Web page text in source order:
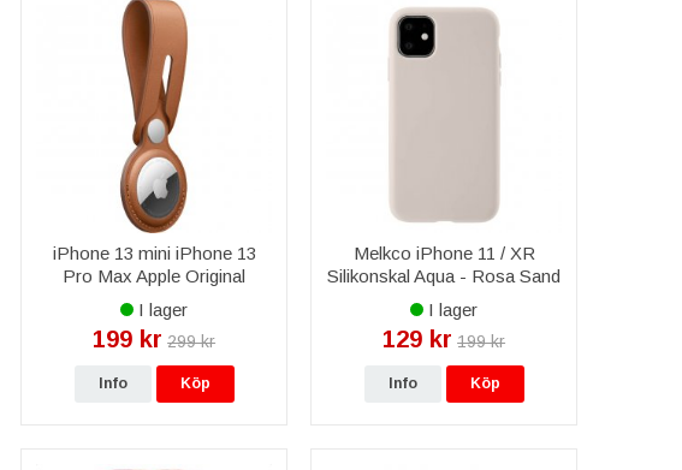
iPhone 13 mini iPhone 13
Pro Max Apple Original
AirTag Leather Loop - Saddle
Brown
I lager
199 kr 299 kr
Info Köp
Melkco iPhone 11 / XR
Silikonskal Aqua - Rosa Sand
I lager
129 kr 199 kr
Info Köp